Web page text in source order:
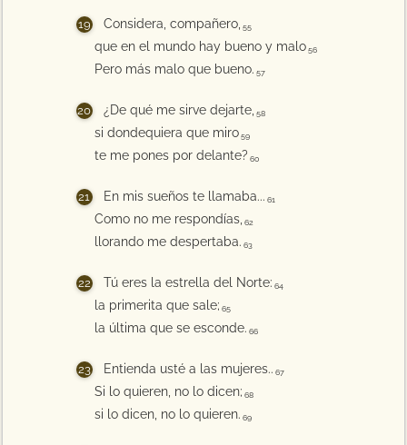
Considera, compañero, 55
que en el mundo hay bueno y malo 56
Pero más malo que bueno. 57
¿De qué me sirve dejarte, 58
si dondequiera que miro 59
te me pones por delante? 60
En mis sueños te llamaba... 61
Como no me respondías, 62
llorando me despertaba. 63
Tú eres la estrella del Norte: 64
la primerita que sale; 65
la última que se esconde. 66
Entienda usté a las mujeres.. 67
Si lo quieren, no lo dicen; 68
si lo dicen, no lo quieren. 69